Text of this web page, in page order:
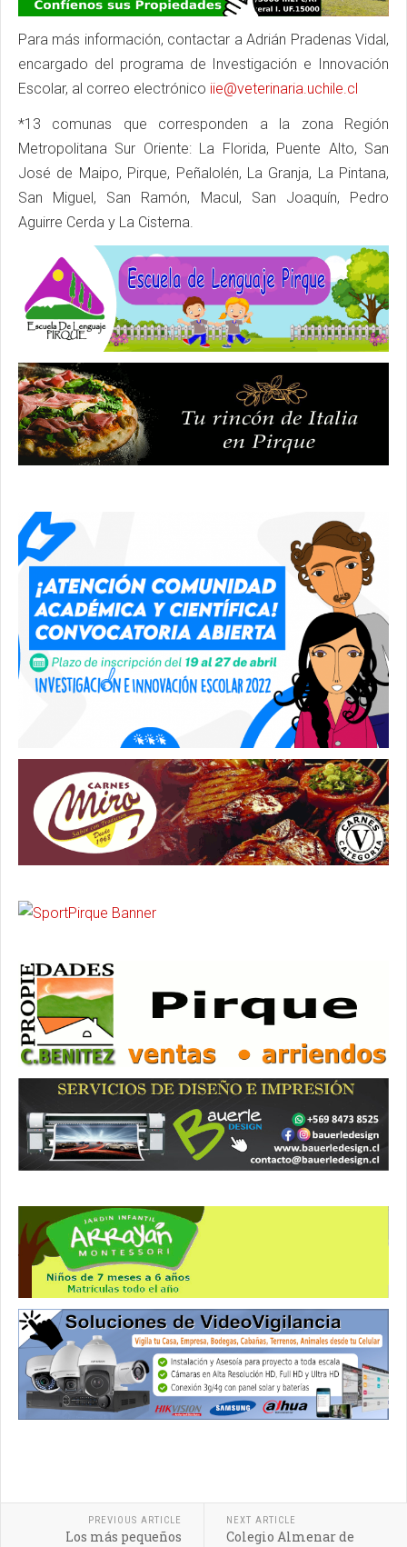
Para más información, contactar a Adrián Pradenas Vidal,
encargado del programa de Investigación e Innovación
Escolar, al correo electrónico iie@veterinaria.uchile.cl
*13 comunas que corresponden a la zona Región
Metropolitana Sur Oriente: La Florida, Puente Alto, San
José de Maipo, Pirque, Peñalolén, La Granja, La Pintana,
San Miguel, San Ramón, Macul, San Joaquín, Pedro
Aguirre Cerda y La Cisterna.
PREVIOUS ARTICLE
Los más pequeños
NEXT ARTICLE
Colegio Almenar de